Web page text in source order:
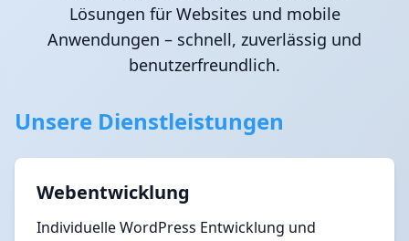
Lösungen für Websites und mobile
Anwendungen – schnell, zuverlässig und
benutzerfreundlich.
Unsere Dienstleistungen
Webentwicklung
Individuelle WordPress Entwicklung und